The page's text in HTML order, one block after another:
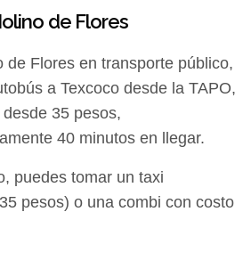
de Flores
de Flores en transporte público,
a Texcoco desde la TAPO,
35 pesos,
40 minutos en llegar.
puedes tomar un taxi
pesos) o una combi con costo